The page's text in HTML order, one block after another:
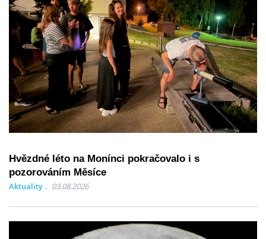
Hvězdné léto na Monínci pokračovalo i s
pozorováním Měsíce
Aktuality 03.08.2026